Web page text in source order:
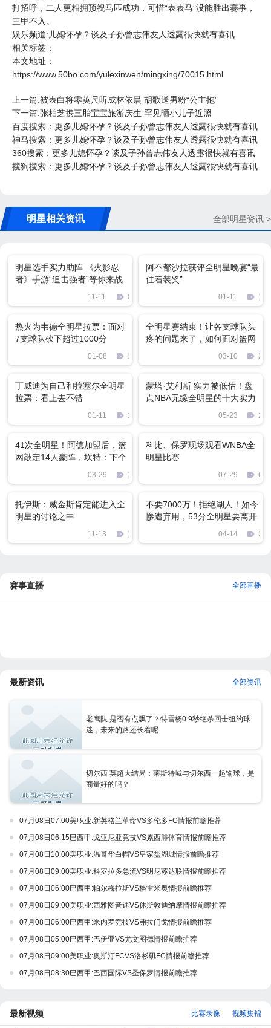
打招呼，二人更相拥预祝马匹成功，可惜“表表马”没能胜出赛事，
三甲不入。
娱乐频道:儿媳怀孕？谈及子孙曾志伟友人透露很快就有喜讯
相关标签：
本文地址：
https://www.50bo.com/yulexinwen/mingxing/70015.html
上一篇:被表白将零英尺听成林依晨 胡歌送男粉“公主抱”
下一篇:张柏芝携三胎宝宝旅游庆生 罕见晒小儿子近照
百度搜索：更多儿媳怀孕？谈及子孙曾志伟友人透露很快就有喜讯
神马搜索：更多儿媳怀孕？谈及子孙曾志伟友人透露很快就有喜讯
360搜索：更多儿媳怀孕？谈及子孙曾志伟友人透露很快就有喜讯
搜狗搜索：更多儿媳怀孕？谈及子孙曾志伟友人透露很快就有喜讯
明星相关资讯 全部明星资讯 >
明星选手实力助阵 《火影忍
者》手游“追击强者”等你来战
11-11 0
阿不都沙拉获评全明星晚宴“最
佳着装奖”
01-11 10
热火为韦德全明星拉票：面对
7支球队砍下超过1000分
01-08 12
全明星赛结束！让各支球队头
疼的问题来了，如何面对篮网
03-10
丁威迪为自己和拉塞尔全明星
拉票：看上去不错
01-11 10
蒙塔·艾利斯 实力被低估！盘
点NBA无缘全明星的十大实力
05-23
41次全明星！阿德加盟后，篮
网敲定14人豪阵，坎特：下个
03-29 1525
科比、保罗现场观看WNBA全
明星比赛
07-29 67
托伊斯：威金斯肯定能进入全
明星的讨论之中
11-13 11
不要7000万！拒绝湖人！如今
惨遭弃用，53分全明星要离开
04-14
赛事直播 全部直播
最新资讯 全部资讯
老鹰队 是否有点飘了？特雷杨0.9秒绝杀回击纽约球
迷，未来的路还长着呢
切尔西 英超大结局：莱斯特城与切尔西一起输球，是
商量好的吗？
07月08日07:00美职业:新英格兰革命VS多伦多FC情报前瞻推荐
07月08日06:15巴西甲:戈亚尼亚竞技VS累西腓体育情报前瞻推荐
07月08日10:00美职业:温哥华白帽VS皇家盐湖城情报前瞻推荐
07月08日09:00美职业:科罗拉多急流VS明尼苏达联情报前瞻推荐
07月08日06:00巴西甲:帕尔梅拉斯VS格雷米奥情报前瞻推荐
07月08日09:00美职业:西雅图音速VS休斯敦迪纳摩情报前瞻推荐
07月08日06:00巴西甲:米内罗竞技VS弗拉门戈情报前瞻推荐
07月08日05:00巴西甲:巴伊亚VS尤文图德情报前瞻推荐
07月08日09:00美职业:奥斯汀FCVS洛杉矶FC情报前瞻推荐
07月08日08:30巴西甲:巴西国际VS圣保罗情报前瞻推荐
最新视频 视频集锦
比赛录像